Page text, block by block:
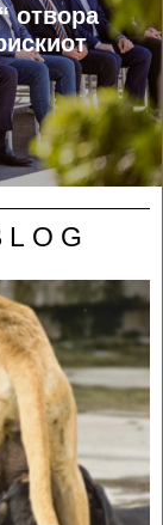
отвора